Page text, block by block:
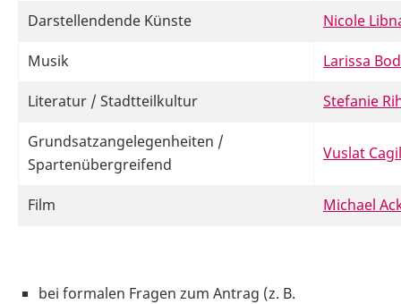
Darstellendende Künste Nicole
Musik Larissa
Literatur / Stadtteilkultur Stefanie
Grundsatzangelegenheiten /
Spartenübergreifend
Vuslat
Film Michael
bei formalen Fragen zum Antrag (z. B.